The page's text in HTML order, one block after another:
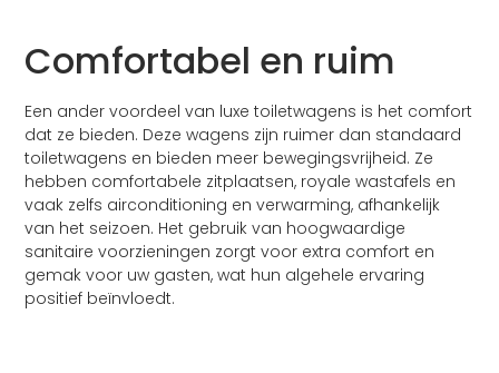
Comfortabel en ruim
Een ander voordeel van luxe toiletwagens is het comfort
dat ze bieden. Deze wagens zijn ruimer dan standaard
toiletwagens en bieden meer bewegingsvrijheid. Ze
hebben comfortabele zitplaatsen, royale wastafels en
vaak zelfs airconditioning en verwarming, afhankelijk
van het seizoen. Het gebruik van hoogwaardige
sanitaire voorzieningen zorgt voor extra comfort en
gemak voor uw gasten, wat hun algehele ervaring
positief beïnvloedt.